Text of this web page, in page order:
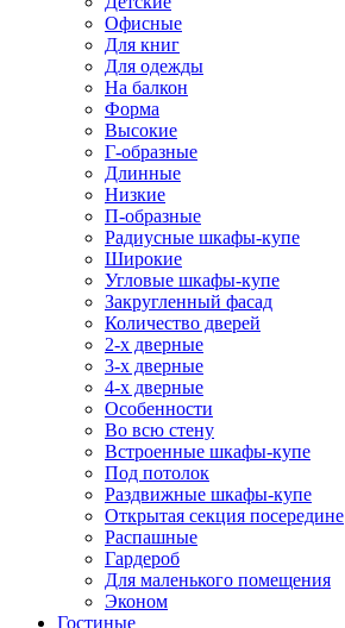
Офисные
Для книг
Для одежды
На балкон
Форма
Высокие
Г-образные
Длинные
Низкие
П-образные
Радиусные шкафы-купе
Широкие
Угловые шкафы-купе
Закругленный фасад
Количество дверей
2-х дверные
3-х дверные
4-х дверные
Особенности
Во всю стену
Встроенные шкафы-купе
Под потолок
Раздвижные шкафы-купе
Открытая секция посередине
Распашные
Гардероб
Для маленького помещения
Эконом
Гостиные